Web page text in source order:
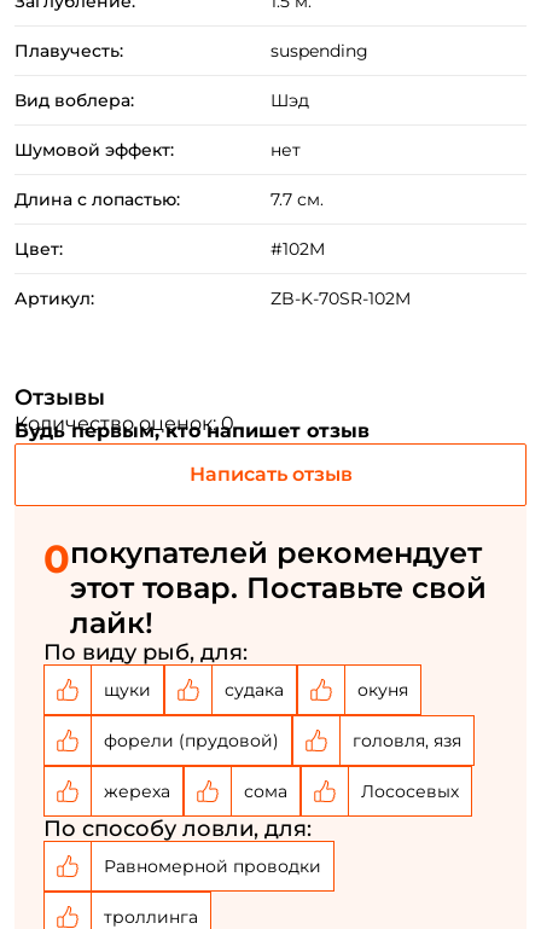
Плавучесть: suspending
Вид воблера: Шэд
Шумовой эффект: нет
Длина с лопастью: 7.7 см.
Цвет: #102M
Артикул: ZB-K-70SR-102M
Отзывы
Количество оценок: 0
Будь первым, кто напишет отзыв
Написать отзыв
0покупателей рекомендует
этот товар. Поставьте свой
лайк!
По виду рыб, для:
щуки судака окуня
форели (прудовой) головля, язя
жереха сома Лососевых
По способу ловли, для:
Равномерной проводки
троллинга
Создать аккаунт
ФИО: *
Номер телефона: *
Повторите пароль: *
Заполняя данную форму вы соглашаетесь на обработку
персональных данных
У меня уже есть аккаунт